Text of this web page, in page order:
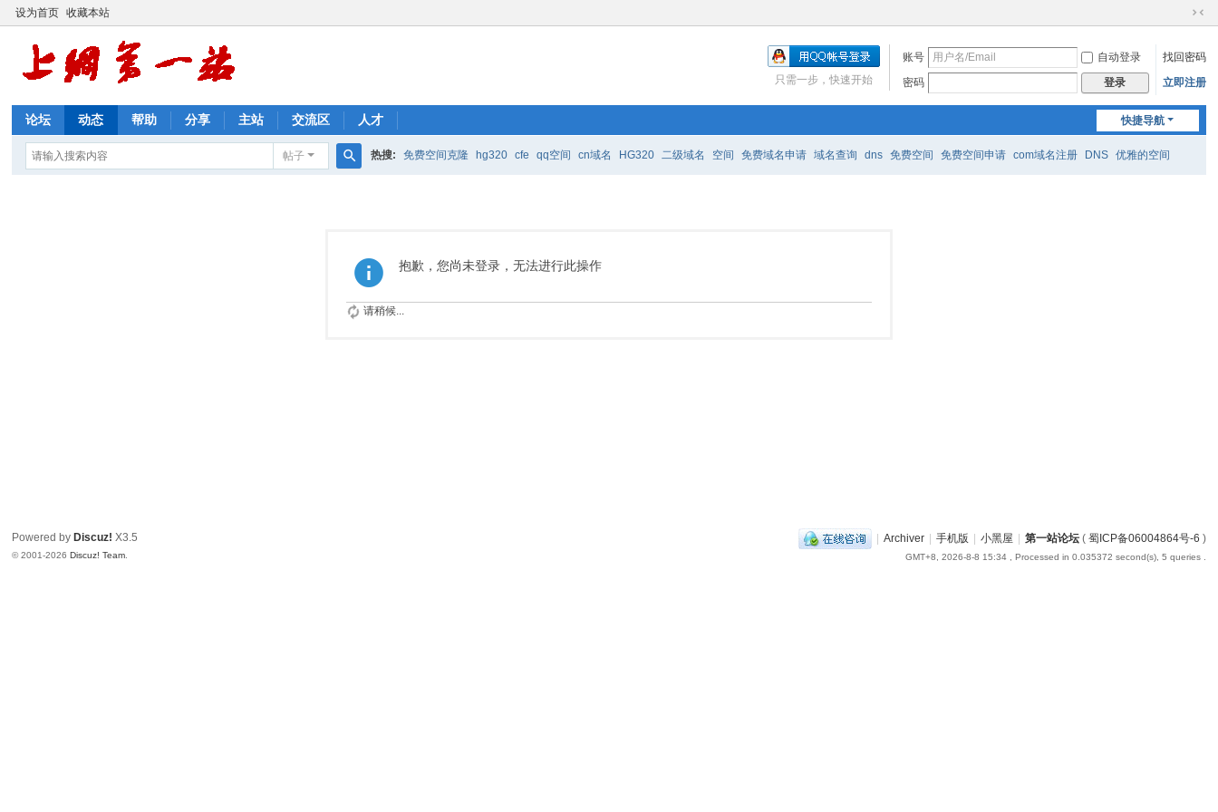
设为首页 收藏本站
切
到
窄
账号 自动登录
找回密码
密码
登录 立即注册
只需一步，快速开始
快捷导航
论坛 动态 帮助 分享 主站 交流区 人才
帖子 热搜: 免费空间克隆 hg320 cfe qq空间 cn域名 HG320 二级域名 空间 免费域名申请 域名查询 dns 免费空间 免费空间申请 com域名注册 DNS 优雅的空间
抱歉，您尚未登录，无法进行此操作
请稍候...
| Archiver | 手机版 | 小黑屋 | 第一站论坛( 蜀ICP备06004864号-6 )
GMT+8, 2026-8-8 15:34, Processed in 0.035372 second(s), 5 queries .
Powered by Discuz! X3.5
© 2001-2026Discuz! Team